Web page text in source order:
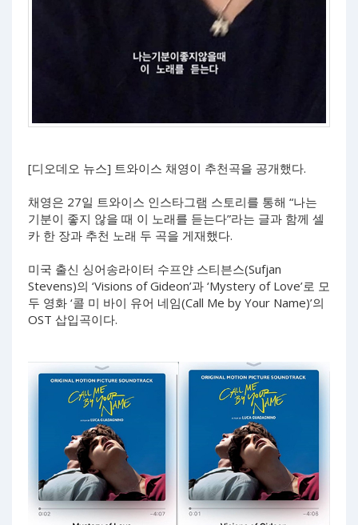
[디오데오 뉴스] 트와이스 채영이 추천곡을 공개했다.
채영은 27일 트와이스 인스타그램 스토리를 통해 “나는
기분이 좋지 않을 때 이 노래를 듣는다”라는 글과 함께 셀
카 한 장과 추천 노래 두 곡을 게재했다.
미국 출신 싱어송라이터 수프얀 스티븐스(Sufjan
Stevens)의 ‘Visions of Gideon’과 ‘Mystery of Love’로 모
두 영화 ‘콜 미 바이 유어 네임(Call Me by Your Name)’의
OST 삽입곡이다.